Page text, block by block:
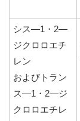
シス―1・2―
ジクロロエチ
レン
およびトラン
ス―1・2―ジ
クロロエチレ